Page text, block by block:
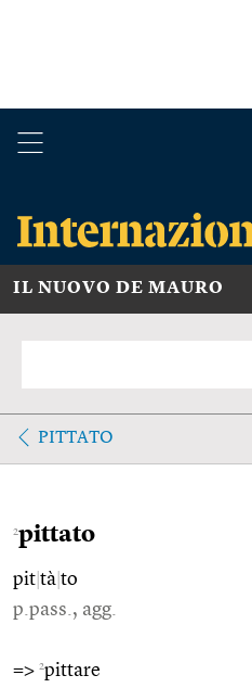
IL NUOVO DE MAURO
PITTATO
2pittato
pit tà to
p.pass., agg.
=> 2pittare